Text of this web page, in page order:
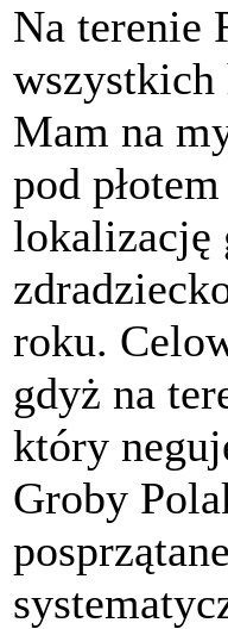
Na terenie
wszystkich
Mam na
pod
lokalizację
roku.
gdyż na
który
Groby